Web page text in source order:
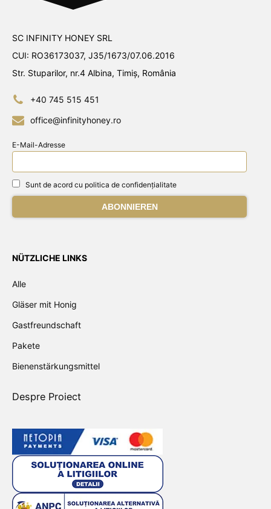
SC INFINITY HONEY SRL
CUI: RO36173037, J35/1673/07.06.2016
Str. Stuparilor, nr.4 Albina, Timiș, România
+40 745 515 451
office@infinityhoney.ro
E-Mail-Adresse
Sunt de acord cu politica de confidențialitate
NÜTZLICHE LINKS
Alle
Gläser mit Honig
Gastfreundschaft
Pakete
Bienenstärkungsmittel
Despre Proiect